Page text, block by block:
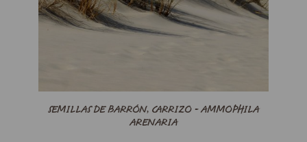
SEMILLAS DE BARRÓN, CARRIZO - AMMOPHILA
ARENARIA